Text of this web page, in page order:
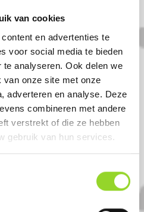
van cookies
en advertenties te
voor social media te bieden
analyseren. Ook delen we
van onze site met onze
adverteren en analyse. Deze
combineren met andere
verstrekt of die ze hebben
gebruik van hun services.